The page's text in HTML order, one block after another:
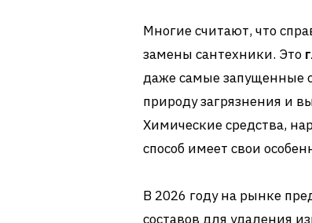
Многие считают, что
замены сантехники. Это
даже самые запущенные
природу загрязнения и
Химические средства,
способ имеет свои
В 2026 году на рынке
составов для удаления